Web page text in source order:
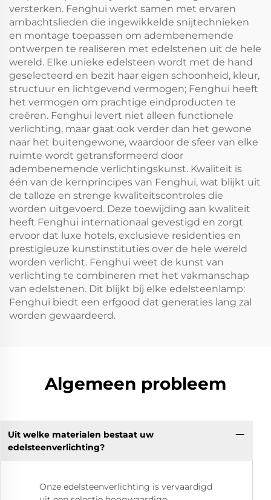
versterken. Fenghui werkt samen met ervaren
ambachtslieden die ingewikkelde snijtechnieken
en montage toepassen om adembenemende
ontwerpen te realiseren met edelstenen uit de hele
wereld. Elke unieke edelsteen wordt met de hand
geselecteerd en bezit haar eigen schoonheid, kleur,
structuur en lichtgevend vermogen; Fenghui heeft
het vermogen om prachtige eindproducten te
creëren. Fenghui levert niet alleen functionele
verlichting, maar gaat ook verder dan het gewone
naar het buitengewone, waardoor de sfeer van elke
ruimte wordt getransformeerd door
adembenemende verlichtingskunst. Kwaliteit is
één van de kernprincipes van Fenghui, wat blijkt uit
de talloze en strenge kwaliteitscontroles die
worden uitgevoerd. Deze toewijding aan kwaliteit
heeft Fenghui internationaal gevestigd en zorgt
ervoor dat luxe hotels, exclusieve residenties en
prestigieuze kunstinstituties over de hele wereld
worden verlicht. Fenghui weet de kunst van
verlichting te combineren met het vakmanschap
van edelstenen. Dit blijkt bij elke edelsteenlamp:
Fenghui biedt een erfgood dat generaties lang zal
worden gewaardeerd.
Algemeen probleem
Uit welke materialen bestaat uw
edelsteenverlichting?
Onze edelsteenverlichting is vervaardigd